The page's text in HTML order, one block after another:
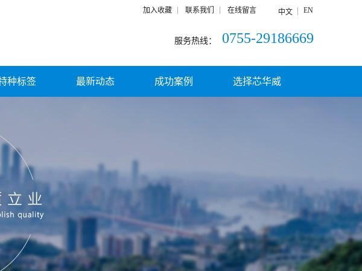
加入收藏 联系我们 在线留言 中文 EN
服务热线： 0755-29186669
种标签 最新动态 成功案例 选择芯华威